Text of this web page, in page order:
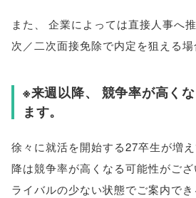
また 企業によっては直接人事へ
次／二次面接免除で内定を狙える
※来週以降、
競争率が高く
ます。
徐々に就活を開始する27卒生が増
降は競争率が高くなる可能性がござ
ライバルの少ない状態でご案内でき